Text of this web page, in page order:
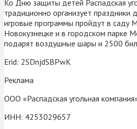
Ко Дню защиты детей Распадская
традиционно организует праздники
игровые программы пройдут в саду
Новокузнецке и в городском парке
подарят воздушные шары и 2500
Erid: 2SDnjdSBPwK
Реклама
ООО «Распадская угольная
ИНН: 4253029657